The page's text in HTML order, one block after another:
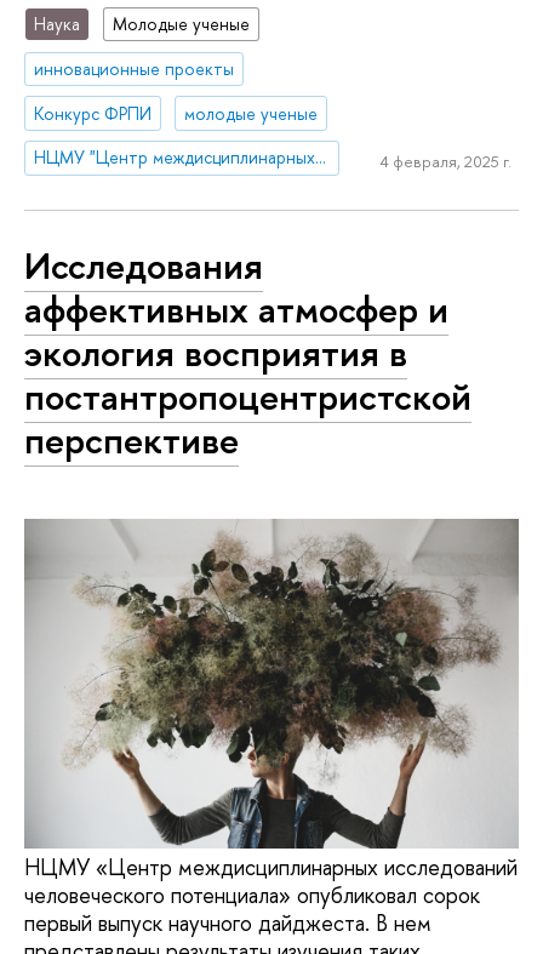
Наука
Молодые ученые
инновационные проекты
Конкурс ФРПИ
молодые ученые
НЦМУ "Центр междисциплинарных исследований человеческого потенциала"
4 февраля, 2025 г.
Исследования
аффективных атмосфер и
экология восприятия в
постантропоцентристской
перспективе
НЦМУ «Центр междисциплинарных исследований
человеческого потенциала» опубликовал сорок
первый выпуск научного дайджеста. В нем